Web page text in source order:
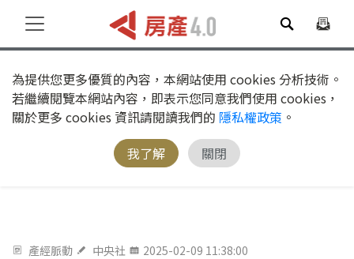
為提供您更多優質的內容，本網站使用 cookies 分析技術。
若繼續閱覽本網站內容，即表示您同意我們使用 cookies，
關於更多 cookies 資訊請閱讀我們的 隱私權政策 。
我了解
關閉
產經脈動 中央社 2025-02-09 11:38:00